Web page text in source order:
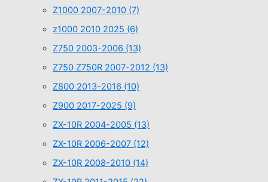
Z1000 2007-2010 (7)
z1000 2010 2025 (6)
Z750 2003-2006 (13)
Z750 Z750R 2007-2012 (13)
Z800 2013-2016 (10)
Z900 2017-2025 (9)
ZX-10R 2004-2005 (13)
ZX-10R 2006-2007 (12)
ZX-10R 2008-2010 (14)